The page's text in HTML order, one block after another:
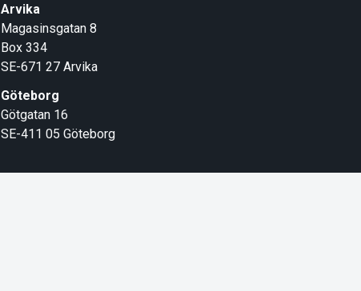
Arvika
Magasinsgatan 8
Box 334
SE-671 27 Arvika
Göteborg
Götgatan 16
SE-411 05 Göteborg